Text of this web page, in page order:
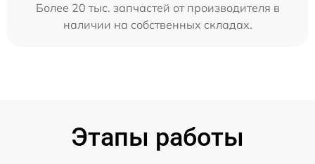
Более 20 тыс. запчастей от производителя в
наличии на собственных складах.
Этапы работы